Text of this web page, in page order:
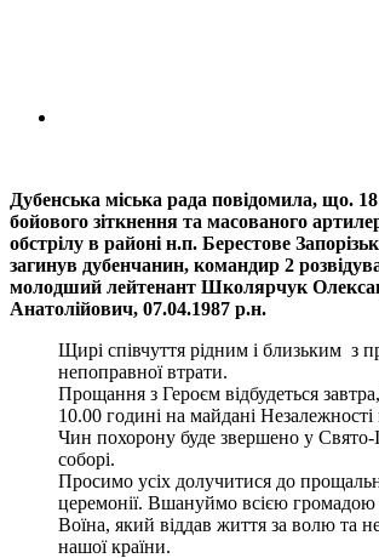
Дубенська міська рада повідомила, що.
бойового зіткнення та масованого
обстрілу в районі н.п. Берестове
загинув дубенчанин, командир 2
молодший лейтенант Школярчук
Анатолійович, 07.04.1987 р.н.
Щирі співчуття рідним і близьким з
непоправної втрати.
Прощання з Героєм відбудеться
10.00 годині на майдані
Чин похорону буде звершено у Свято-
соборі.
Просимо усіх долучитися до
церемонії. Вшануймо всією громадою
Воїна, який віддав життя за волю та
нашої країни.